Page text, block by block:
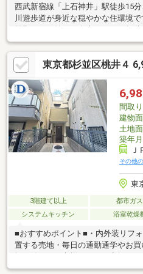
西武新宿線「上石神井」駅徒歩15
川遊歩道が身近な穏やかな住環境で
間取りで、納戸は在宅ワークや趣味
けます。敷地内駐車スペース完備
適用前からの敷地のため将来の再
す。お客様のライフスタイルに合わ
だける住まいです。※掲載写真は家
です。
東京都杉並区桃井４
間取り
建物
土地
築年月
Ｊ
その他
東
3階建て以上 都市ガス
システムキッチン
浴室乾燥
■おすすめポイント■・内外装リフ
置する売地・毎日の通勤通学やお
ンケート回答でギフトカードプレ